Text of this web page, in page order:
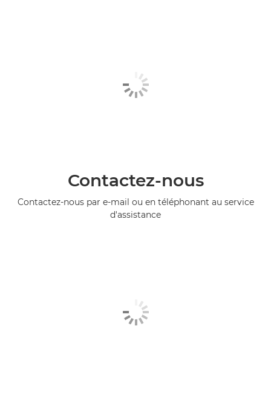
Contactez-nous
Contactez-nous par e-mail ou en téléphonant au service
d'assistance